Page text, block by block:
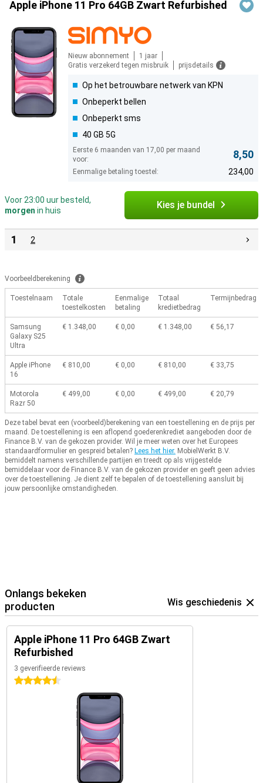
Apple iPhone 11 Pro 64GB Zwart Refurbished
Nieuw abonnement
1 jaar
Gratis verzekerd tegen misbruik
prijsdetails
Op het betrouwbare netwerk van KPN
Onbeperkt bellen
Onbeperkt sms
40 GB 5G
Eerste 6 maanden van 17,00 per maand
voor:
8,50
Eenmalige betaling toestel: 234,00
Voor 23:00 uur besteld,
morgen in huis Kies je bundel
1 2
Voorbeeldberekening
Toestelnaam
Totale
toestelkosten
Eenmalige
betaling
Totaal
kredietbedrag
Termijnbedrag
Samsung
Galaxy S25
Ultra
€ 1.348,00 € 0,00 € 1.348,00 € 56,17
Apple iPhone
16
€ 810,00 € 0,00 € 810,00 € 33,75
Motorola
Razr 50
€ 499,00 € 0,00 € 499,00 € 20,79
Deze tabel bevat een (voorbeeld)berekening van een toestellening en de prijs per
maand. De toestellening is een aflopend goederenkrediet aangeboden door de
Finance B.V. van de gekozen provider. Wil je meer weten over het Europees
standaardformulier en gespreid betalen? Lees het hier. MobielWerkt B.V.
bemiddelt namens verschillende partijen en treedt op als vrijgestelde
bemiddelaar voor de Finance B.V. van de gekozen provider en geeft geen advies
over de toestellening. Je dient zelf te bepalen of de toestellening aansluit bij
jouw persoonlijke omstandigheden.
Onlangs bekeken
producten
Wis geschiedenis
Apple iPhone 11 Pro 64GB Zwart
Refurbished
3 geverifieerde reviews
4.5 sterren